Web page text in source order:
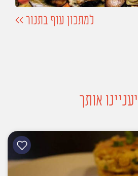
למתכון עוף בתנור >>
אותך